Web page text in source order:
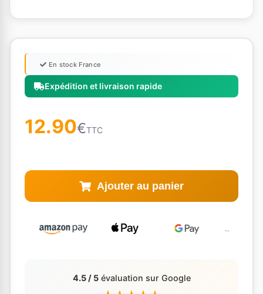
Expédition et livraison rapide
En stock France
12.90€TTC
Ajouter au panier
4.5 / 5évaluation sur Google